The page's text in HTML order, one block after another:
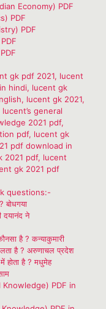
Economy) PDF
PDF
PDF
gk pdf 2021, lucent
hindi, lucent gk
lucent gk 2021,
general
2021 pdf,
pdf, lucent gk
pdf download in
2021 pdf, lucent
gk 2021 pdf
questions:-
बोधगया
दयानंद ने
है ? कन्याकुमारी
है ? अरुणाचल प्रदेश
होता है ? मधुमेह
PDF in